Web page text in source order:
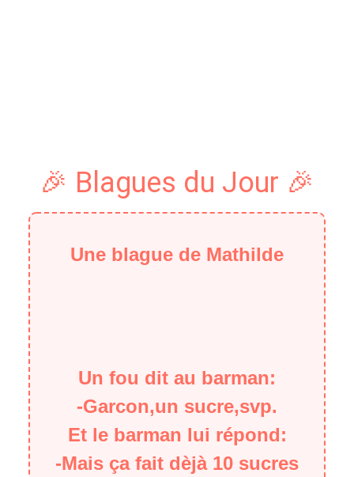
🎉 Blagues du Jour 🎉
Une blague de Mathilde
Un fou dit au barman:
-Garcon,un sucre,svp.
Et le barman lui répond:
-Mais ça fait dèjà 10 sucres